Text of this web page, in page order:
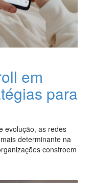
em
para
evolução, as redes
determinante na
constroem